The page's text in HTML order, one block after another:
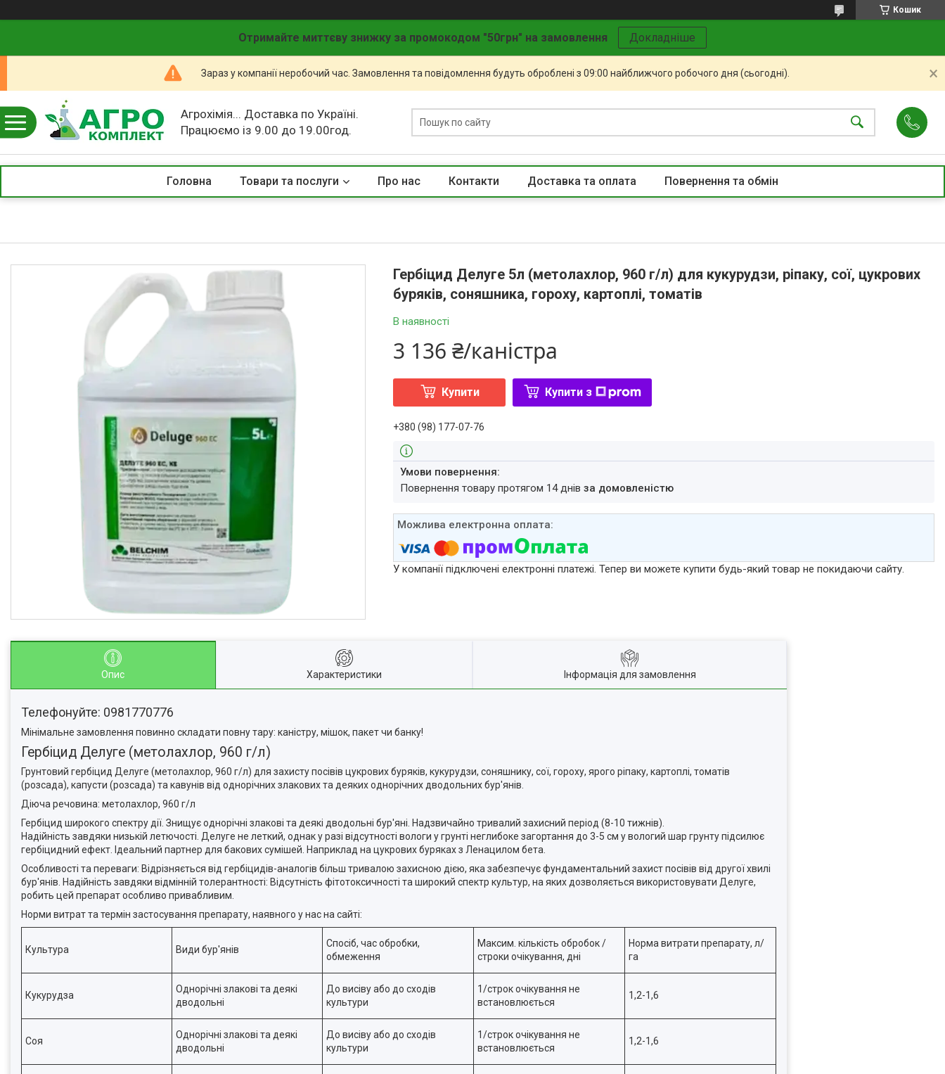
Кошик
Отримайте миттєву знижку за промокодом "50грн" на замовлення Докладніше
Зараз у компанії неробочий час. Замовлення та повідомлення будуть оброблені з 09:00 найближчого робочого дня (сьогодні).
Агрохімія... Доставка по Україні.
Працюємо із 9.00 до 19.00год.
Головна Товари та послуги Про нас Контакти Доставка та оплата Повернення та обмін
Гербіцид Делуге 5л (метолахлор, 960 г/л) для кукурудзи, ріпаку, сої, цукрових
буряків, соняшника, гороху, картоплі, томатів
В наявності
3 136 ₴/каністра
Купити Купити з
+380 (98) 177-07-76
повернення товару протягом 14 днівза домовленістю
У компанії підключені електронні платежі. Тепер ви можете купити будь-який товар не покидаючи сайту.
Опис Характеристики Інформація для замовлення
Телефонуйте: 0981770776
Мінімальне замовлення повинно складати повну тару: каністру, мішок, пакет чи банку!
Гербіцид Делуге (метолахлор, 960 г/л)
Грунтовий гербіцид Делуге (метолахлор, 960 г/л) для захисту посівів цукрових буряків, кукурудзи, соняшнику, сої, гороху, ярого ріпаку, картоплі, томатів
(розсада), капусти (розсада) та кавунів від однорічних злакових та деяких однорічних дводольних бур'янів.
Діюча речовина: метолахлор, 960 г/л
Гербіцид широкого спектру дії. Знищує однорічні злакові та деякі дводольні бур'яні. Надзвичайно тривалий захисний період (8-10 тижнів).
Надійність завдяки низькій летючості. Делуге не леткий, однак у разі відсутності вологи у грунті неглибоке загортання до 3-5 см у вологий шар грунту підсилює
гербіцидний ефект. Ідеальний партнер для бакових сумішей. Наприклад на цукрових буряках з Ленацилом бета.
Особливості та переваги: Відрізняється від гербіцидів-аналогів більш тривалою захисною дією, яка забезпечує фундаментальний захист посівів від другої хвилі
бур'янів. Надійність завдяки відмінній толерантності: Відсутність фітотоксичності та широкий спектр культур, на яких дозволяється використовувати Делуге,
робить цей препарат особливо привабливим.
Норми витрат та термін застосування препарату, наявного у нас на сайті:
Культура Види бур'янів
Спосіб, час обробки,
обмеження
Максим. кількість обробок /
строки очікування, дні
Норма витрати препарату, л/
га
Кукурудза
Однорічні злакові та деякі
дводольні
До висіву або до сходів
культури
1/строк очікування не
встановлюється
1,2-1,6
Соя
Однорічні злакові та деякі
дводольні
До висіву або до сходів
культури
1/строк очікування не
встановлюється
1,2-1,6